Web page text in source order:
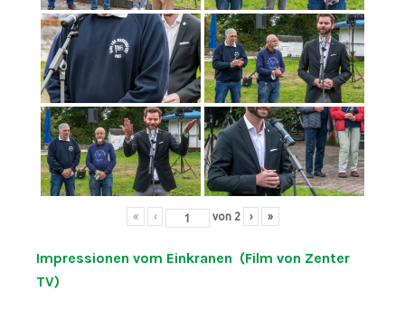
« ‹ von 2 › »
Impressionen vom Einkranen (Film von Zenter
TV)